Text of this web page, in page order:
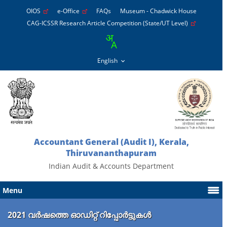
OIOS e-Office FAQs
Museum - Chadwick House
CAG-ICSSR Research Article Competition (State/UT Level)
Accountant General (Audit I), Kerala,
Thiruvananthapuram
Indian Audit & Accounts Department
Menu
2021 വർഷത്തെ ഓഡിറ്റ് റിപ്പോർട്ടുകൾ